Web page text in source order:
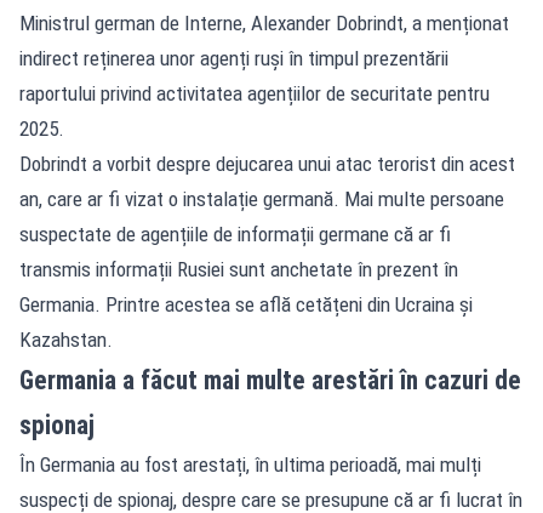
Ministrul german de Interne, Alexander Dobrindt, a menționat
indirect reținerea unor agenți ruși în timpul prezentării
raportului privind activitatea agențiilor de securitate pentru
2025.
Dobrindt a vorbit despre dejucarea unui atac terorist din acest
an, care ar fi vizat o instalație germană. Mai multe persoane
suspectate de agențiile de informații germane că ar fi
transmis informații Rusiei sunt anchetate în prezent în
Germania. Printre acestea se află cetățeni din Ucraina și
Kazahstan.
Germania a făcut mai multe arestări în cazuri de
spionaj
În Germania au fost arestați, în ultima perioadă, mai mulți
suspecți de spionaj, despre care se presupune că ar fi lucrat în